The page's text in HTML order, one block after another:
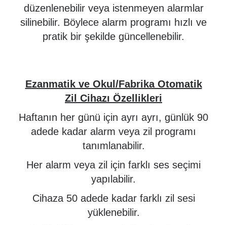
düzenlenebilir veya istenmeyen alarmlar
silinebilir. Böylece alarm programı hızlı ve
pratik bir şekilde güncellenebilir.
Ezanmatik ve Okul/Fabrika Otomatik
Zil Cihazı Özellikleri
Haftanın her günü için ayrı ayrı, günlük 90
adede kadar alarm veya zil programı
tanımlanabilir.
Her alarm veya zil için farklı ses seçimi
yapılabilir.
Cihaza 50 adede kadar farklı zil sesi
yüklenebilir.